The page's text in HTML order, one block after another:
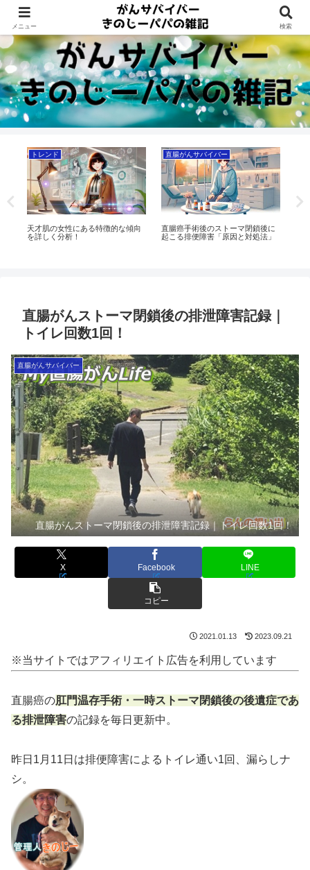
Dreams beyond 60s
トレンド
天才肌の女性にある特徴的な傾向
を詳しく分析！
直腸がんサバイバー
直腸癌手術後のストーマ閉鎖後に
起こる排便障害「原因と対処法」
直腸がんストーマ閉鎖後の排泄障害記録｜
トイレ回数1回！
直腸がんサバイバー
直腸がんストーマ閉鎖後の排泄障害記録｜トイレ回数1回！
X Facebook LINE
コピー
2021.01.13 2023.09.21
※当サイトではアフィリエイト広告を利用しています
直腸癌の肛門温存手術・一時ストーマ閉鎖後の後遺症であ
る排泄障害の記録を毎日更新中。
昨日1月11日は排便障害によるトイレ通い1回、漏らしナ
シ。
メニュー 検索